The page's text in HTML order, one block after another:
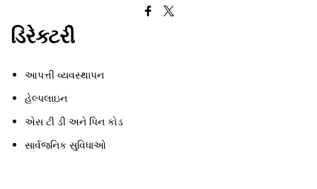
ડિરેક્ટરી
આપત્તી વ્યવસ્થાપન
હેલ્પલાઇન
એસ ટી ડી અને પિન કોડ
સાર્વજનિક સુવિધાઓ